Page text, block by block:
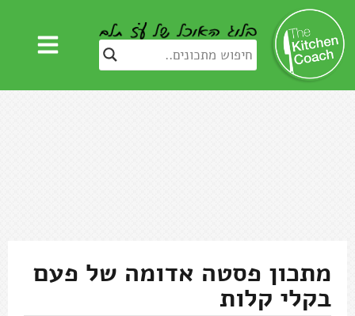
מתכון פסטה אדומה של פעם
בקלי קלות